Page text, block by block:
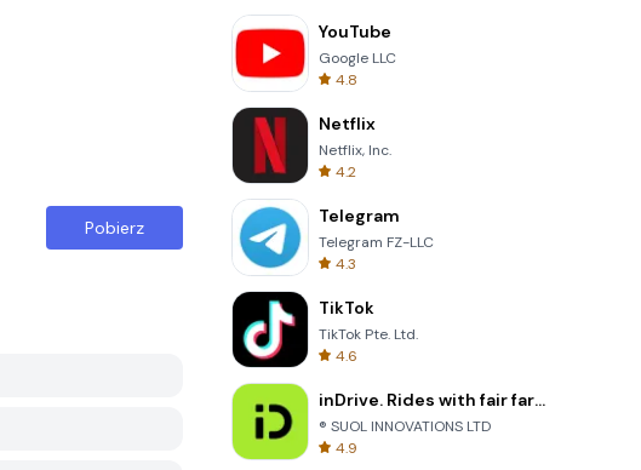
Pobierz
YouTube
Google LLC
4.8
Netflix
Netflix, Inc.
4.2
Telegram
Telegram FZ-LLC
4.3
TikTok
TikTok Pte. Ltd.
4.6
inDrive. Rides with fair fares
® SUOL INNOVATIONS LTD
4.9